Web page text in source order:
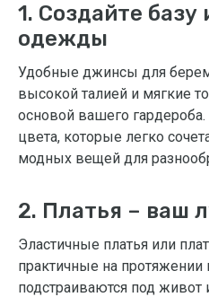
1. Создайте базу
одежды
Удобные джинсы для
высокой талией и мягкие
основой вашего
цвета, которые легко
модных вещей для
2. Платья – ваш
Эластичные платья или
практичные на
подстраиваются под живот